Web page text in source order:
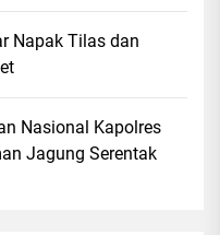
Napak Tilas dan
Nasional Kapolres
Jagung Serentak